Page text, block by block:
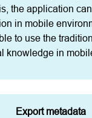
the application
in mobile
to use the
knowledge in
Export metadata